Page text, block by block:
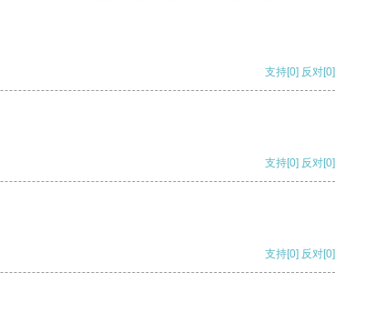
支持[0] 反对[0]
支持[0] 反对[0]
支持[0] 反对[0]